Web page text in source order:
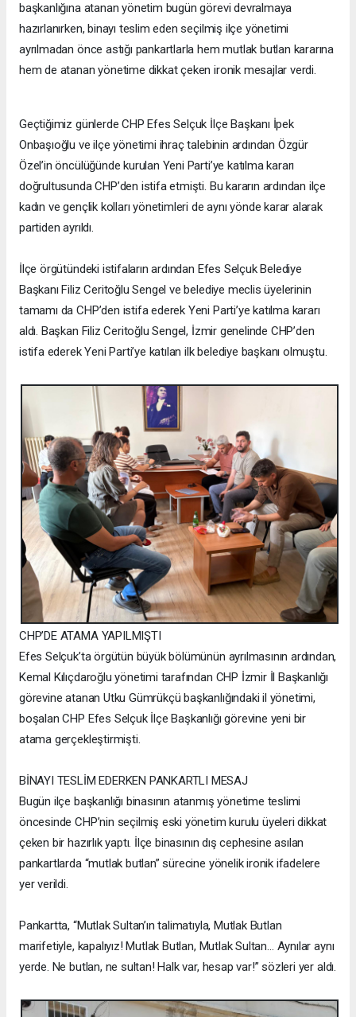
başkanlığına atanan yönetim bugün görevi devralmaya
hazırlanırken, binayı teslim eden seçilmiş ilçe yönetimi
ayrılmadan önce astığı pankartlarla hem mutlak butlan kararına
hem de atanan yönetime dikkat çeken ironik mesajlar verdi.
Geçtiğimiz günlerde CHP Efes Selçuk İlçe Başkanı İpek
Onbaşıoğlu ve ilçe yönetimi ihraç talebinin ardından Özgür
Özel’in öncülüğünde kurulan Yeni Parti’ye katılma kararı
doğrultusunda CHP’den istifa etmişti. Bu kararın ardından ilçe
kadın ve gençlik kolları yönetimleri de aynı yönde karar alarak
partiden ayrıldı.
İlçe örgütündeki istifaların ardından Efes Selçuk Belediye
Başkanı Filiz Ceritoğlu Sengel ve belediye meclis üyelerinin
tamamı da CHP’den istifa ederek Yeni Parti’ye katılma kararı
aldı. Başkan Filiz Ceritoğlu Sengel, İzmir genelinde CHP’den
istifa ederek Yeni Parti’ye katılan ilk belediye başkanı olmuştu.
CHP’DE ATAMA YAPILMIŞTI
Efes Selçuk’ta örgütün büyük bölümünün ayrılmasının ardından,
Kemal Kılıçdaroğlu yönetimi tarafından CHP İzmir İl Başkanlığı
görevine atanan Utku Gümrükçü başkanlığındaki il yönetimi,
boşalan CHP Efes Selçuk İlçe Başkanlığı görevine yeni bir
atama gerçekleştirmişti.
BİNAYI TESLİM EDERKEN PANKARTLI MESAJ
Bugün ilçe başkanlığı binasının atanmış yönetime teslimi
öncesinde CHP’nin seçilmiş eski yönetim kurulu üyeleri dikkat
çeken bir hazırlık yaptı. İlçe binasının dış cephesine asılan
pankartlarda “mutlak butlan” sürecine yönelik ironik ifadelere
yer verildi.
Pankartta, “Mutlak Sultan’ın talimatıyla, Mutlak Butlan
marifetiyle, kapalıyız! Mutlak Butlan, Mutlak Sultan… Aynılar aynı
yerde. Ne butlan, ne sultan! Halk var, hesap var!” sözleri yer aldı.